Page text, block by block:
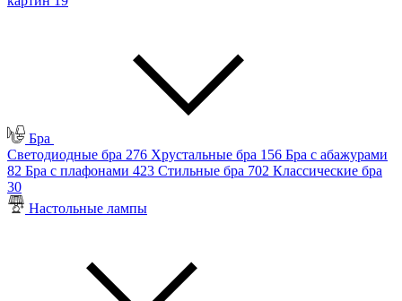
Бра
Светодиодные бра 276 Хрустальные бра 156 Бра с абажурами
82 Бра с плафонами 423 Стильные бра 702 Классические бра
30
Настольные лампы